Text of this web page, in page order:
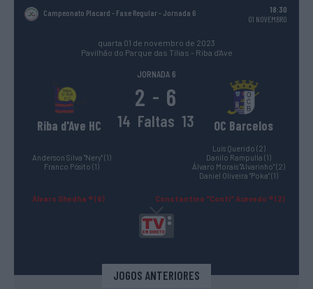
Campeonato Placard - Fase Regular- Jornada 6
18:30
01 NOVEMBRO
quarta 01 de novembro de 2023
Pavilhão do Parque das Tílias - Riba d'Ave
JORNADA 6
Riba d'Ave HC
2 - 6
14 Faltas 13 OC Barcelos
Anderson Silva "Nery" (1)
Franco Pósito (1)
Luís Querido (2)
Danilo Rampulla (1)
Álvaro Morais "Alvarinho" (2)
Daniel Oliveira "Poka" (1)
Álvaro Shedha ® (6) Constantino "Conti" Acevedo ® (2)
JOGOS ANTERIORES